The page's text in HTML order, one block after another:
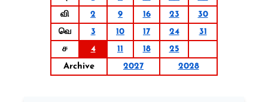
வி
2 9 16 23
30
வெ
3 10 17 24
31
ச
4 11 18
25
Archive
2027 2028